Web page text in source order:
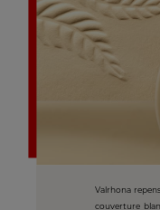
Valrhona
couverture